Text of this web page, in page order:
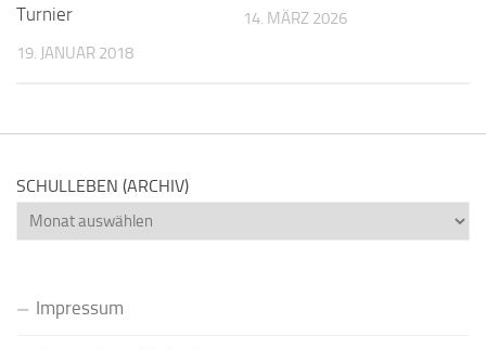
Turnier
19. JANUAR 2018
14. MÄRZ 2026
SCHULLEBEN (ARCHIV)
Schulleben
(Archiv)
Impressum